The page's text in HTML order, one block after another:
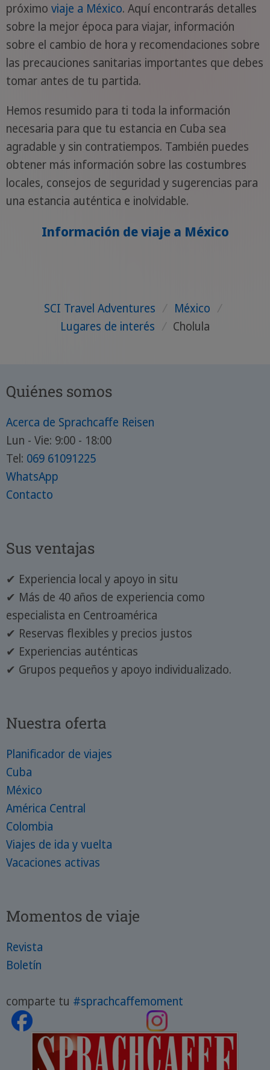
próximo viaje a México. Aquí encontrarás detalles
sobre la mejor época para viajar, información
sobre el cambio de hora y recomendaciones sobre
las precauciones sanitarias importantes que debes
tomar antes de tu partida.
Hemos resumido para ti toda la información
necesaria para que tu estancia en Cuba sea
agradable y sin contratiempos. También puedes
obtener más información sobre las costumbres
locales, consejos de seguridad y sugerencias para
una estancia auténtica e inolvidable.
Información de viaje a México
SCI Travel Adventures / México /
Lugares de interés / Cholula
Quiénes somos
Acerca de Sprachcaffe Reisen
Lun - Vie: 9:00 - 18:00
Tel: 069 61091225
WhatsApp
Contacto
Sus ventajas
✔ Experiencia local y apoyo in situ
✔ Más de 40 años de experiencia como
especialista en Centroamérica
✔ Reservas flexibles y precios justos
✔ Experiencias auténticas
✔ Grupos pequeños y apoyo individualizado.
Nuestra oferta
Planificador de viajes
Cuba
México
América Central
Colombia
Viajes de ida y vuelta
Vacaciones activas
Momentos de viaje
Revista
Boletín
comparte tu #sprachcaffemoment